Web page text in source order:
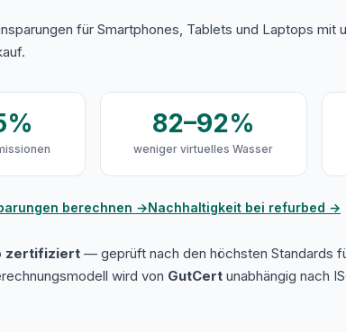
für Smartphones, Tablets und Laptops mit
82–92%
weniger virtuelles Wasser
berechnen →Nachhaltigkeit bei refurbed →
zertifiziert — geprüft nach den höchsten Standards
wird von GutCert unabhängig nach